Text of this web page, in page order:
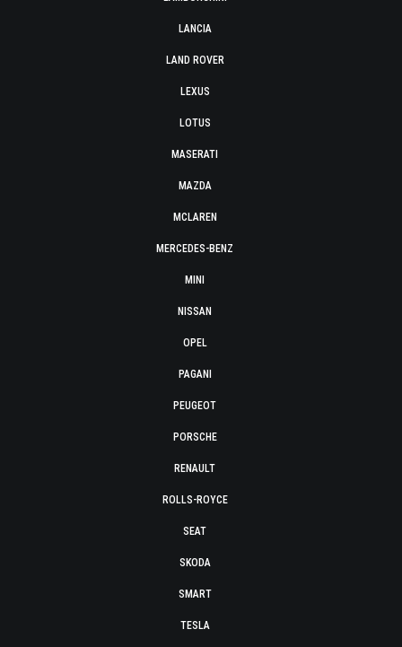
LANCIA
LAND ROVER
LEXUS
LOTUS
MASERATI
MAZDA
MCLAREN
MERCEDES-BENZ
MINI
NISSAN
OPEL
PAGANI
PEUGEOT
PORSCHE
RENAULT
ROLLS-ROYCE
SEAT
SKODA
SMART
TESLA